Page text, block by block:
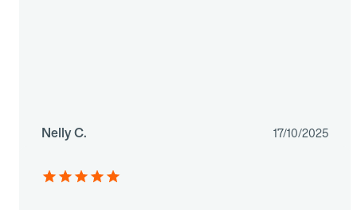
Nelly C. 17/10/2025